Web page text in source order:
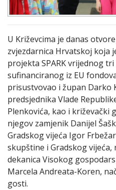
U Križevcima je danas
zvjezdarnica Hrvatskoj koja
projekta SPARK vrijednog
sufinanciranog iz EU
prisustvovao i župan Darko
predsjednika Vlade
Plenkovića, kao i križevački
njegov zamjenik Danijel
Gradskog vijeća Igor
skupštine i Gradskog
dekanica Visokog
Marcela Andreata-Koren,
gosti.